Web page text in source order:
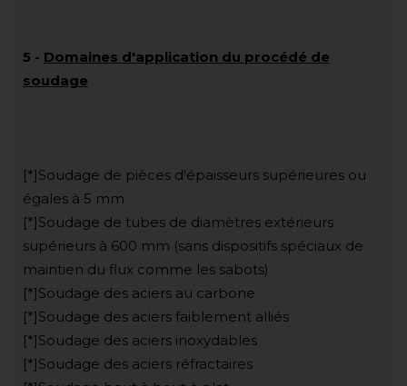
5 - Domaines d'application du procédé de
soudage
[*]Soudage de pièces d'épaisseurs supérieures ou
égales à 5 mm
[*]Soudage de tubes de diamètres extérieurs
supérieurs à 600 mm (sans dispositifs spéciaux de
maintien du flux comme les sabots)
[*]Soudage des aciers au carbone
[*]Soudage des aciers faiblement alliés
[*]Soudage des aciers inoxydables
[*]Soudage des aciers réfractaires